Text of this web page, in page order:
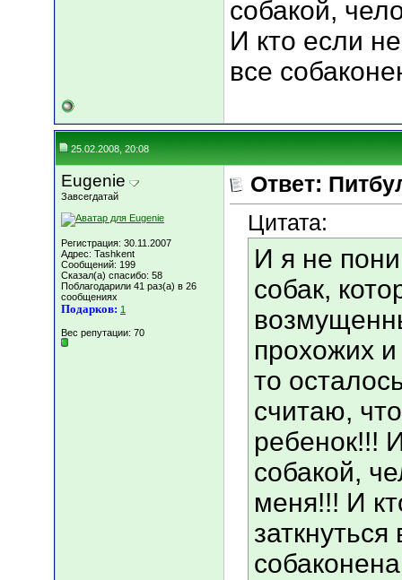
собакой,
И кто если
все
25.02.2008, 20:08
Eugenie
Завсегдатай
Регистрация: 30.11.2007
Адрес: Tashkent
Сообщений: 199
Сказал(а) спасибо: 58
Поблагодарили 41 раз(а) в 26
сообщениях
Подарков: 1
Вес репутации: 70
Ответ:
Цитата:
И я не
собак,
прохожих
то
считаю,
ребенок!!!
собакой,
меня!!! И
заткнуться